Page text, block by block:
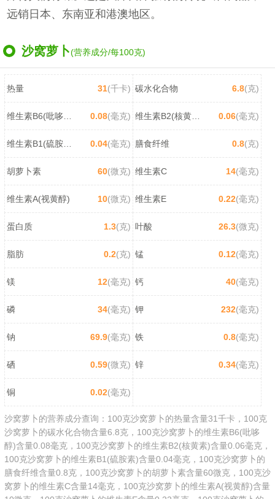
远销日本、东南亚和港澳地区。
沙窝萝卜(营养成分/每100克)
热量 31(千卡) 碳水化合物 6.8(克)
维生素B6(吡哆醇) 0.08(毫克) 维生素B2(核黄素) 0.06(毫克)
维生素B1(硫胺素) 0.04(毫克) 膳食纤维 0.8(克)
胡萝卜素 60(微克) 维生素C 14(毫克)
维生素A(视黄醇) 10(微克) 维生素E 0.22(毫克)
蛋白质 1.3(克) 叶酸 26.3(微克)
脂肪 0.2(克) 锰 0.12(毫克)
镁 12(毫克) 钙 40(毫克)
磷 34(毫克) 钾 232(毫克)
钠 69.9(毫克) 铁 0.8(毫克)
硒 0.59(微克) 锌 0.34(毫克)
铜 0.02(毫克)
沙窝萝卜的营养成分查询：100克沙窝萝卜的热量含量31千卡，100克
沙窝萝卜的碳水化合物含量6.8克，100克沙窝萝卜的维生素B6(吡哆
醇)含量0.08毫克，100克沙窝萝卜的维生素B2(核黄素)含量0.06毫克，
100克沙窝萝卜的维生素B1(硫胺素)含量0.04毫克，100克沙窝萝卜的
膳食纤维含量0.8克，100克沙窝萝卜的胡萝卜素含量60微克，100克沙
窝萝卜的维生素C含量14毫克，100克沙窝萝卜的维生素A(视黄醇)含量